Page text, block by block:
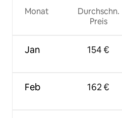
Monat
Jan
Feb
Durchschn.
Preis
154 €
162 €